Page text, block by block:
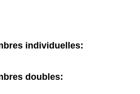
individuelles:
doubles: